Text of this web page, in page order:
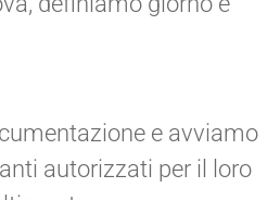
e avviamo
autorizzati per il loro